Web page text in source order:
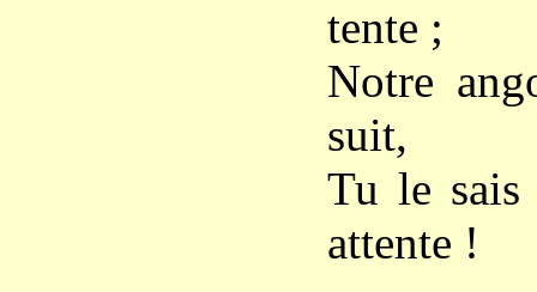
tente ;
Notre
suit,
Tu le sais
attente !